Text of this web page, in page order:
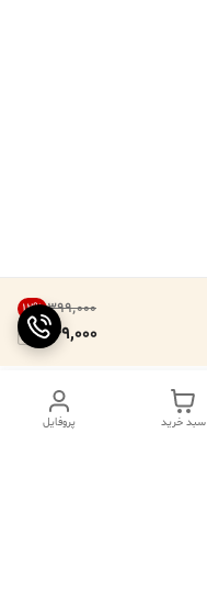
۳۹۹٬۰۰۰ 12%
349,000
پروفایل سبد خرید